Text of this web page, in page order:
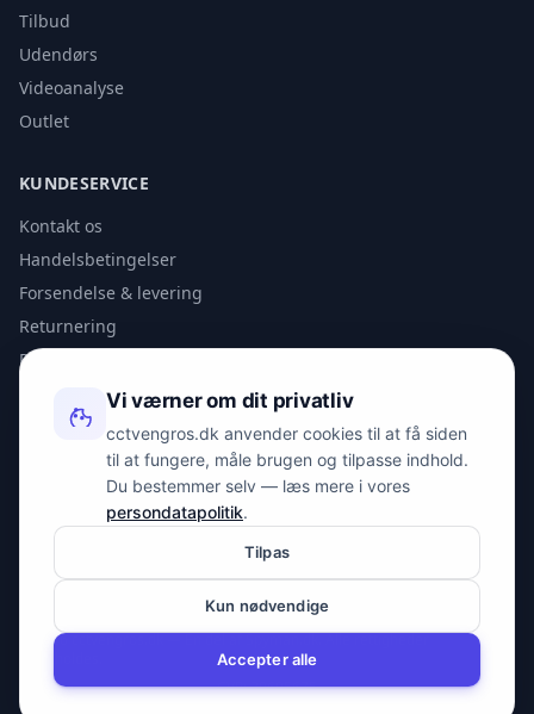
Tilbud
Udendørs
Videoanalyse
Outlet
KUNDESERVICE
Kontakt os
Handelsbetingelser
Forsendelse & levering
Returnering
Privatlivspolitik
KONTAKT
info@spyman.dk
Peter Bangs Vej 153, 2000 Frederiksberg
© 2026 cctvengros.dk — En del af Spyman.dk. Alle rettigheder
CVR: 30605675
Vi værner om dit privatliv
cctvengros.dk anvender cookies til at få siden
til at fungere, måle brugen og tilpasse indhold.
Du bestemmer selv — læs mere i vores
persondatapolitik.
Tilpas
Kun nødvendige
Accepter alle